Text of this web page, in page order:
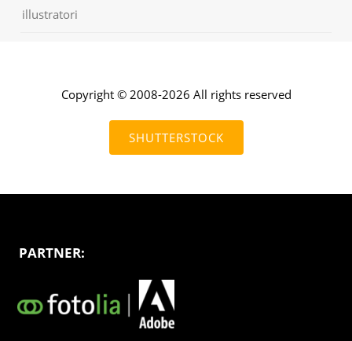
illustratori
Copyright © 2008-2026 All rights reserved
SHUTTERSTOCK
PARTNER: